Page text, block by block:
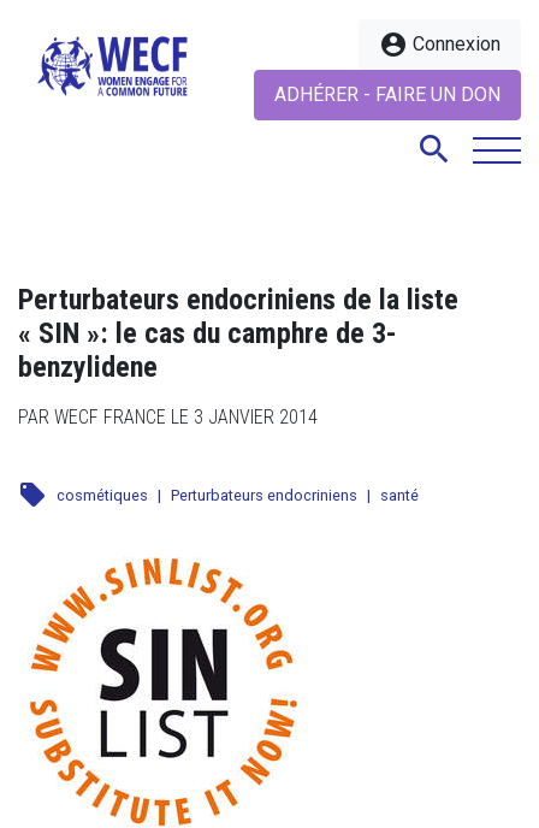
account_circle Connexion
ADHÉRER - FAIRE UN DON
search
Perturbateurs endocriniens de la liste
« SIN »: le cas du camphre de 3-
benzylidene
PAR WECF FRANCE LE 3 JANVIER 2014
local_offer cosmétiques | Perturbateurs endocriniens | santé